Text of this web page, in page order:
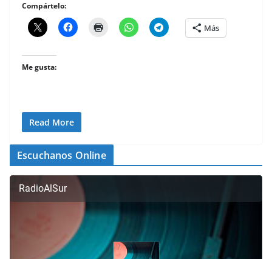
Compártelo:
Más
Me gusta:
Read More
Escuchanos Online